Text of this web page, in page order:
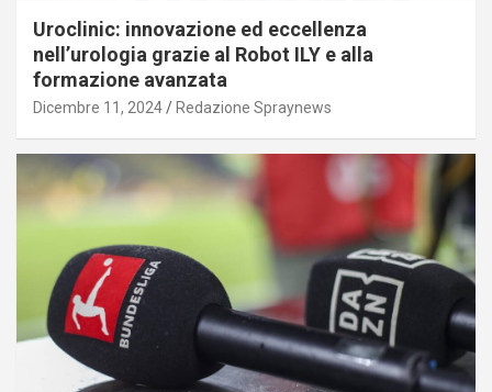
Uroclinic: innovazione ed eccellenza
nell’urologia grazie al Robot ILY e alla
formazione avanzata
Dicembre 11, 2024 Redazione Spraynews